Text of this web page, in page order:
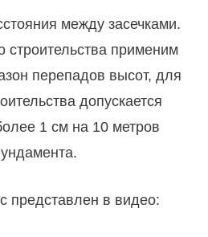
между засечками.
строительства применим
перепадов высот, для
допускается
1 см на 10 метров
представлен в видео: